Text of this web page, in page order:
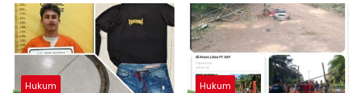
Hukum Hukum